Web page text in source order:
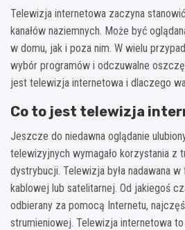
Telewizja internetowa zaczyna
kanałów naziemnych. Może być
w domu, jak i poza nim. W wielu
wybór programów i odczuwalne
jest telewizja internetowa i dlaczego
Co to jest telewizja
Jeszcze do niedawna oglądanie
telewizyjnych wymagało korzystania z
dystrybucji. Telewizja była nadawana
kablowej lub satelitarnej. Od jakiegoś
odbierany za pomocą Internetu,
strumieniowej. Telewizja internetowa